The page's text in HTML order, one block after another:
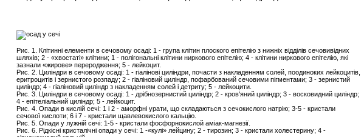
Рис. 1. Клітинні елементи в сечовому осаді: 1 - група клітин плоского епітелію з нижніх відділів сечовивідних
шляхів; 2 - «хвостаті» клітини; 1 - полігональні клітини ниркового епітелію; 4 - клітини ниркового епітелію, які
зазнали «жирове» переродження; 5 - лейкоцит.
Рис. 2. Циліндри в сечовому осаді: 1 - гіалінові циліндри, почасти з накладенням солей, поодиноких лейкоцитів,
еритроцитів і зернистого розпаду; 2 - гіаліновий циліндр, пофарбований сечовими пігментами; 3 - зернистий
циліндр; 4 - гіаліновий циліндр з накладенням солей і детриту; 5 - лейкоцити.
Рис. 3. Циліндри в сечовому осаді: 1 - дрібнозернистий циліндр; 2 - кров'яний циліндр; 3 - восковидний циліндр;
4 - епітеліальний циліндр; 5 - лейкоцит.
Рис. 4. Опади в кислій сечі: 1 і 2 - аморфні урати, що складаються з сечокислого натрію; 3-5 - кристали
сечової кислоти; 6 і 7 - кристали щавлевокислого кальцію.
Рис. 5. Опади у лужній сечі: 1-5 - кристали фосфорнокислой аміак-магнезії.
Рис. 6. Рідкісні кристалічні опади у сечі: 1 -«кулі» лейцину; 2 - тирозин; 3 - кристали холестерину; 4 -